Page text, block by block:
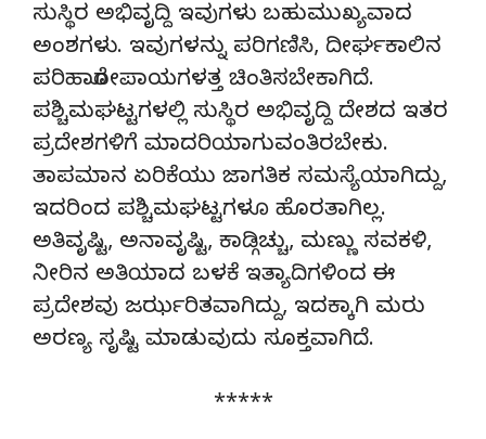
ಸುಸ್ಥಿರ ಅಭಿವೃದ್ದಿ ಇವುಗಳು ಬಹುಮುಖ್ಯವಾದ
ಅಂಶಗಳು. ಇವುಗಳನ್ನು ಪರಿಗಣಿಸಿ, ದೀರ್ಘಕಾಲಿನ
ಪರಿಹಾರೋಪಾಯಗಳತ್ತ ಚಿಂತಿಸಬೇಕಾಗಿದೆ.
ಪಶ್ಚಿಮಘಟ್ಟಗಳಲ್ಲಿ ಸುಸ್ಥಿರ ಅಭಿವೃದ್ದಿ ದೇಶದ ಇತರ
ಪ್ರದೇಶಗಳಿಗೆ ಮಾದರಿಯಾಗುವಂತಿರಬೇಕು.
ತಾಪಮಾನ ಏರಿಕೆಯು ಜಾಗತಿಕ ಸಮಸ್ಯೆಯಾಗಿದ್ದು,
ಇದರಿಂದ ಪಶ್ಚಿಮಘಟ್ಟಗಳೂ ಹೊರತಾಗಿಲ್ಲ.
ಅತಿವೃಷ್ಟಿ, ಅನಾವೃಷ್ಟಿ, ಕಾಡ್ಗಿಚ್ಚು, ಮಣ್ಣು ಸವಕಳಿ,
ನೀರಿನ ಅತಿಯಾದ ಬಳಕೆ ಇತ್ಯಾದಿಗಳಿಂದ ಈ
ಪ್ರದೇಶವು ಜರ್ಝರಿತವಾಗಿದ್ದು, ಇದಕ್ಕಾಗಿ ಮರು
ಅರಣ್ಯ ಸೃಷ್ಟಿ ಮಾಡುವುದು ಸೂಕ್ತವಾಗಿದೆ.
*****